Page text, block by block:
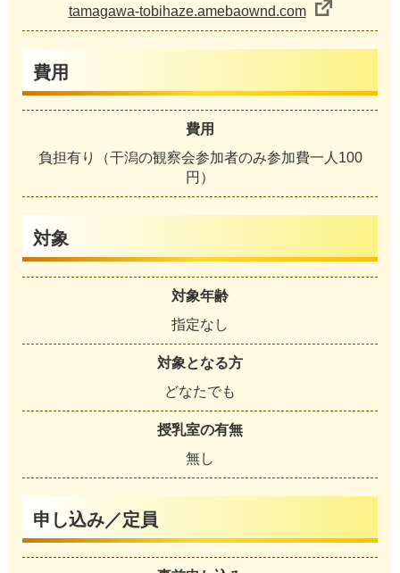
tamagawa-tobihaze.amebaownd.com
費用
費用
負担有り（干潟の観察会参加者のみ参加費一人100
円）
対象
対象年齢
指定なし
対象となる方
どなたでも
授乳室の有無
無し
申し込み／定員